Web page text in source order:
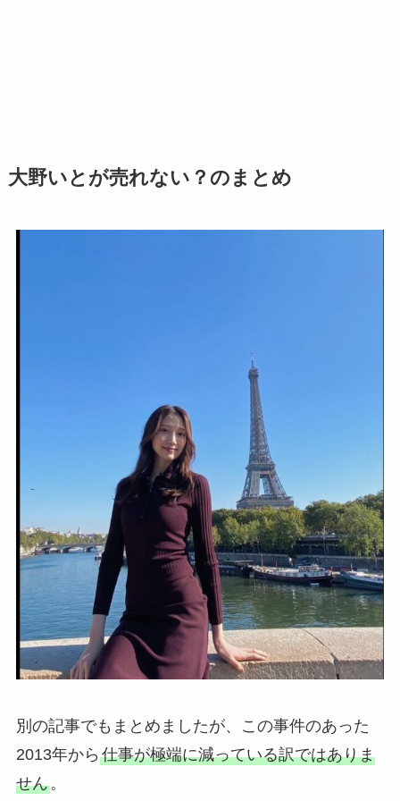
大野いとが売れない？のまとめ
別の記事でもまとめましたが、この事件のあった
2013年から 仕事が極端に減っている訳ではありま
せん。